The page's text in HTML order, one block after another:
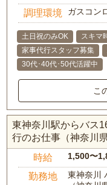
調理環境 ガスコン
土日祝のみOK スキマ
家事代行スタッフ募集
30代･40代･50代活躍中
こ
東神奈川駅からバス
行のお仕事（神奈川
時給 1,500〜
勤務地
東神奈川